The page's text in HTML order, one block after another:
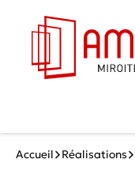
Accueil Réalisations